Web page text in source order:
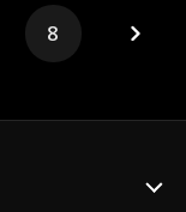
8